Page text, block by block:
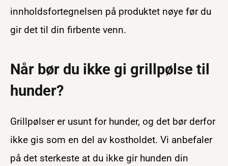
innholdsfortegnelsen på produktet nøye før du
gir det til din firbente venn.
Når bør du ikke gi grillpølse til
hunder?
Grillpølser er usunt for hunder, og det bør derfor
ikke gis som en del av kostholdet. Vi anbefaler
på det sterkeste at du ikke gir hunden din